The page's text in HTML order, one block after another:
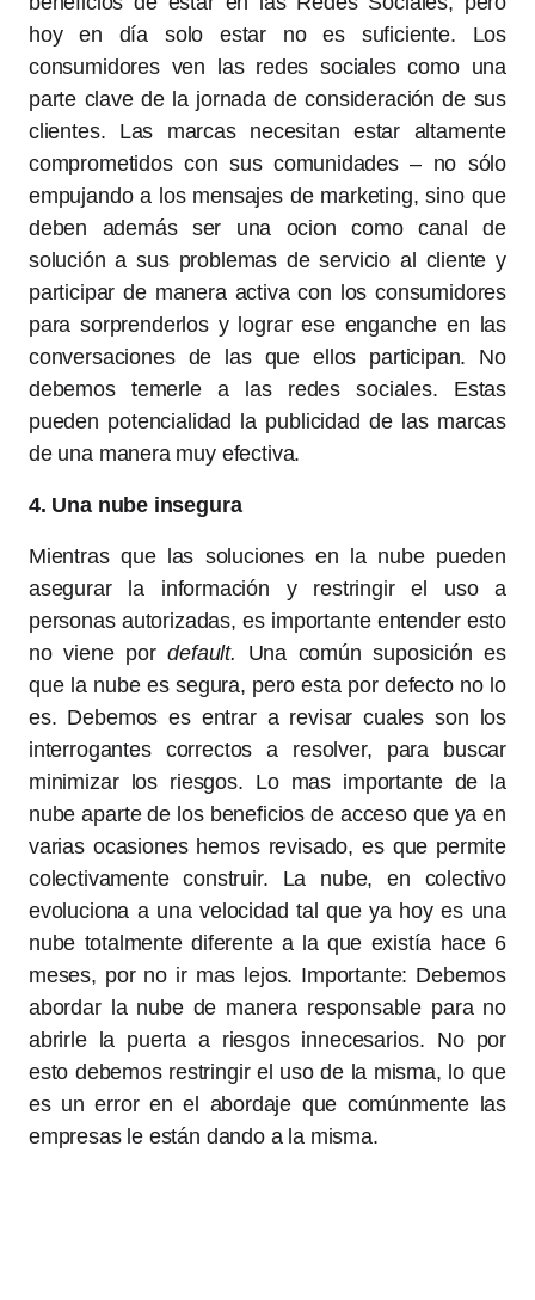
hoy en día solo estar no es suficiente. Los
consumidores ven las redes sociales como una
parte clave de la jornada de consideración de sus
clientes. Las marcas necesitan estar altamente
comprometidos con sus comunidades – no sólo
empujando a los mensajes de marketing, sino que
deben además ser una ocion como canal de
solución a sus problemas de servicio al cliente y
participar de manera activa con los consumidores
para sorprenderlos y lograr ese enganche en las
conversaciones de las que ellos participan. No
debemos temerle a las redes sociales. Estas
pueden potencialidad la publicidad de las marcas
de una manera muy efectiva.
4. Una nube insegura
Mientras que las soluciones en la nube pueden
asegurar la información y restringir el uso a
personas autorizadas, es importante entender esto
no viene pordefault. Una común suposición es
que la nube es segura, pero esta por defecto no lo
es. Debemos es entrar a revisar cuales son los
interrogantes correctos a resolver, para buscar
minimizar los riesgos. Lo mas importante de la
nube aparte de los beneficios de acceso que ya en
varias ocasiones hemos revisado, es que permite
colectivamente construir. La nube, en colectivo
evoluciona a una velocidad tal que ya hoy es una
nube totalmente diferente a la que existía hace 6
meses, por no ir mas lejos. Importante: Debemos
abordar la nube de manera responsable para no
abrirle la puerta a riesgos innecesarios. No por
esto debemos restringir el uso de la misma, lo que
es un error en el abordaje que comúnmente las
empresas le están dando a la misma.